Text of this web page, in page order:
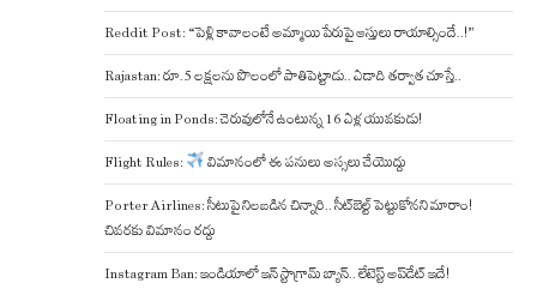
Reddit Post: “పెళ్లి కావాలంటే అమ్మాయి పేరుపై ఆస్తులు రాయాల్సిందే..!”
Rajastan: రూ.5 లక్షలను పొలంలో పాతిపెట్టాడు.. ఏడాది తర్వాత చూస్తే..
Floating in Ponds: చెరువులోనే ఉంటున్న 16 ఏళ్ల యువకుడు!
Flight Rules: విమానంలో ఈ పనులు అస్సలు చేయొద్దు
Porter Airlines: సీటుపై నిలబడిన చిన్నారి.. సీట్‌బెల్ట్ పెట్టుకోనని మారాం!
చివరకు విమానం రద్దు
Instagram Ban: ఇండియాలో ఇన్ స్టాగ్రామ్ బ్యాన్.. లేటెస్ట్ అప్‌డేట్‌ ఇదే!